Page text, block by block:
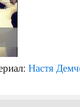
Настя